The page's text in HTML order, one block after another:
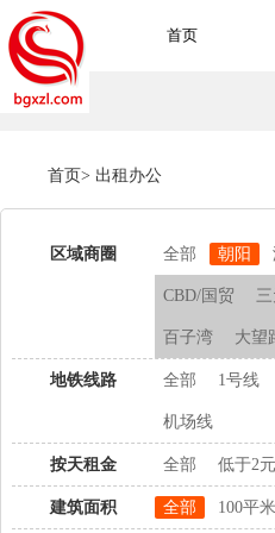
首页
首页> 出租办公
区域商圈 全部 朝阳
CBD/国贸
百子湾 大望
地铁线路 全部 1号线
机场线
按天租金 全部 低于2元
建筑面积 全部 100平